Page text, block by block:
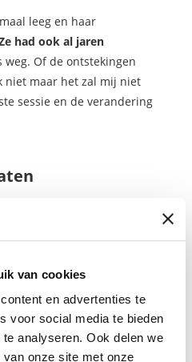
van cookies
en advertenties te
voor social media te bieden
analyseren. Ook delen we
onze site met onze
leeg en haar
had ook al jaren
weg. Of de ontstekingen
niet maar het zal mij niet
sessie en de verandering
dan is het
de oorzaak van heel
loslaten dan is dat enorm
niet meer.